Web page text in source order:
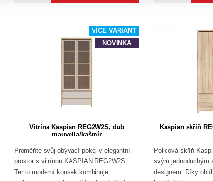
VÍCE VARIANT
NOVINKA
Vitrína Kaspian REG2W2S, dub
mauvella/kašmír
Proměňte svůj obývací pokoj v elegantní
prostor s vitrínou KASPIAN REG2W2S.
Tento moderní kousek kombinuje
Kaspian skříň
Policová skříň
svým jednoduchým
designem. Díky